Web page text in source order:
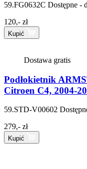
59.FG0632C Dostępne -
120,- zł
Kupić
Dostawa gratis
Podłokietnik
Citroen C4, 2004-
59.STD-V00602
279,- zł
Kupić